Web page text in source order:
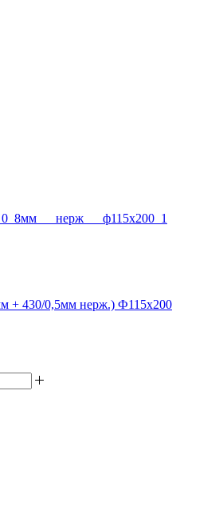
+ 430/0,5мм нерж.) Ф115х200